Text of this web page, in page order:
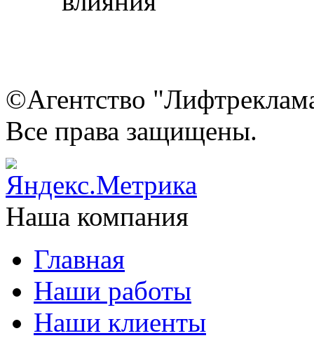
©Агентство
Все права защищены.
Наша компания
Главная
Наши работы
Наши клиенты